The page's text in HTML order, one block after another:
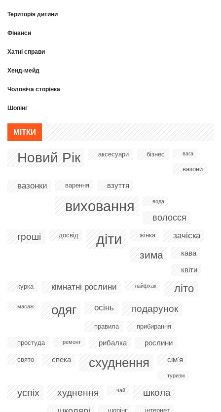
Територія дитини
Фінанси
Хатні справи
Хенд-мейд
Чоловіча сторінка
Шопінг
МІТКИ
Новий Рік аксесуари бізнес вага
вазони
вазонки варення взуття
виховання вода
волосся
гроші досвід діти жінка зачіска
зима
кава
квіти
курка кімнатні рослини лайфхак літо
масаж одяг осінь подарунок
правила прибирання
простуда ремонт рибалка рослини
свято спека схуднення сім'я
туризм
успіх худнення чай школа
шопінг інтернет